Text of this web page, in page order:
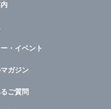
・イベント
ガジン
ご質問